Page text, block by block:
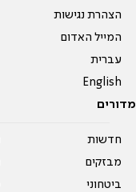
הצהרת נגישות
המייל האדום
עברית
English
מדורים
חדשות
מבזקים
ביטחוני